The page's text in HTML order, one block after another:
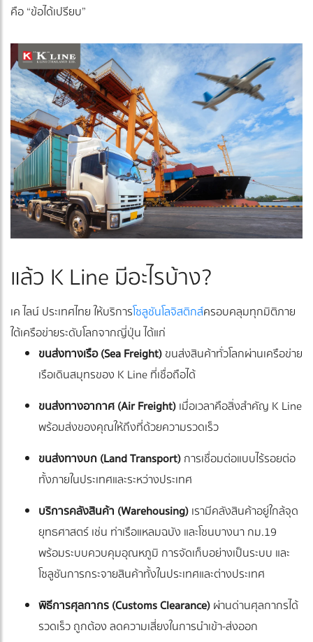
คือ “ข้อได้เปรียบ”
แล้ว K Line มีอะไรบ้าง?
เค ไลน์ ประเทศไทย ให้บริการโซลูชันโลจิสติกส์ครอบคลุมทุกมิติภาย
ใต้เครือข่ายระดับโลกจากญี่ปุ่น ได้แก่
ขนส่งทางเรือ (Sea Freight)ขนส่งสินค้าทั่วโลกผ่านเครือข่าย
เรือเดินสมุทรของ K Line ที่เชื่อถือได้
ขนส่งทางอากาศ (Air Freight)เมื่อเวลาคือสิ่งสำคัญ K Line
พร้อมส่งของคุณให้ถึงที่ด้วยความรวดเร็ว
ขนส่งทางบก (Land Transport)การเชื่อมต่อแบบไร้รอยต่อ
ทั้งภายในประเทศและระหว่างประเทศ
บริการคลังสินค้า (Warehousing)เรามีคลังสินค้าอยู่ใกล้จุด
ยุทธศาสตร์ เช่น ท่าเรือแหลมฉบัง และโซนบางนา กม.19
พร้อมระบบควบคุมอุณหภูมิ การจัดเก็บอย่างเป็นระบบ และ
โซลูชันการกระจายสินค้าทั้งในประเทศและต่างประเทศ
พิธีการศุลกากร (Customs Clearance)ผ่านด่านศุลกากรได้
รวดเร็ว ถูกต้อง ลดความเสี่ยงในการนำเข้า-ส่งออก